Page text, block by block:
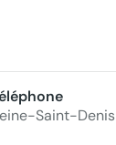
Saint-Denis